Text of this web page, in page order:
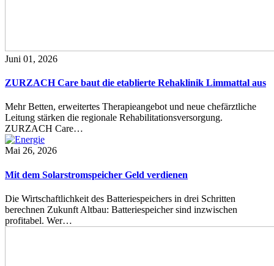
Juni 01, 2026
ZURZACH Care baut die etablierte Rehaklinik Limmattal aus
Mehr Betten, erweitertes Therapieangebot und neue chefärztliche
Leitung stärken die regionale Rehabilitationsversorgung.
ZURZACH Care…
Mai 26, 2026
Mit dem Solarstromspeicher Geld verdienen
Die Wirtschaftlichkeit des Batteriespeichers in drei Schritten
berechnen Zukunft Altbau: Batteriespeicher sind inzwischen
profitabel. Wer…